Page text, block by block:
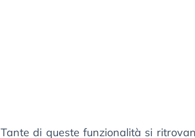
Tante di queste funzionalità si